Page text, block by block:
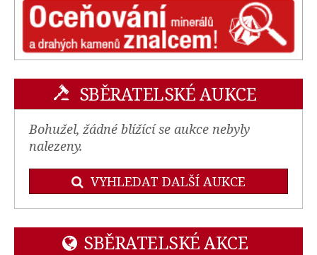
SBĚRATELSKÉ AUKCE
Bohužel, žádné blížící se aukce nebyly
nalezeny.
VYHLEDAT DALŠÍ AUKCE
SBĚRATELSKÉ AKCE